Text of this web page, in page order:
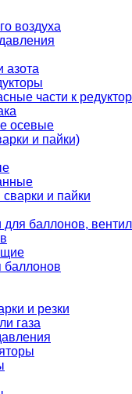
воздуха
азота
части к
осевые
и пайки)
и пайки
для баллонов,
и резки
газа